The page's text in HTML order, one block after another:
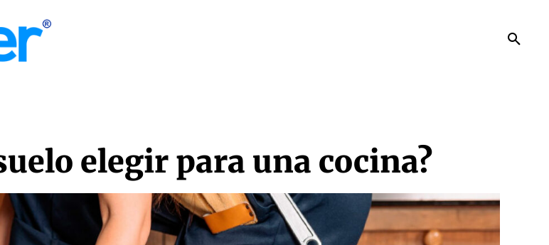
elegir para una cocina?